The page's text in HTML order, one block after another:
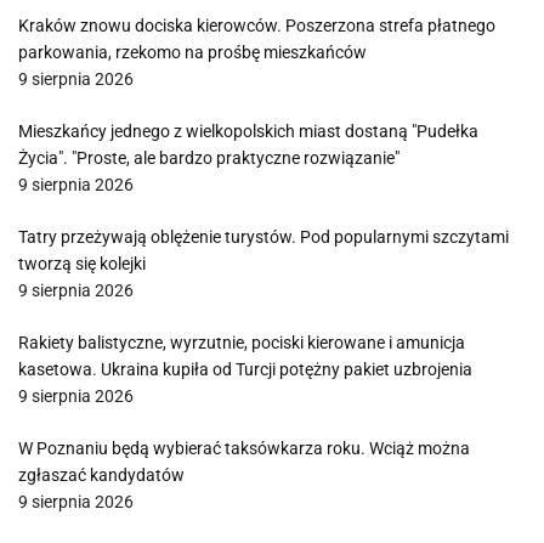
Kraków znowu dociska kierowców. Poszerzona strefa płatnego
parkowania, rzekomo na prośbę mieszkańców
9 sierpnia 2026
Mieszkańcy jednego z wielkopolskich miast dostaną "Pudełka
Życia". "Proste, ale bardzo praktyczne rozwiązanie"
9 sierpnia 2026
Tatry przeżywają oblężenie turystów. Pod popularnymi szczytami
tworzą się kolejki
9 sierpnia 2026
Rakiety balistyczne, wyrzutnie, pociski kierowane i amunicja
kasetowa. Ukraina kupiła od Turcji potężny pakiet uzbrojenia
9 sierpnia 2026
W Poznaniu będą wybierać taksówkarza roku. Wciąż można
zgłaszać kandydatów
9 sierpnia 2026